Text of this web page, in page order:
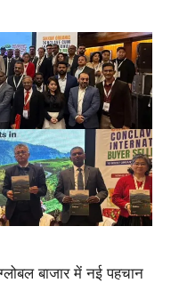
बाजार में नई पहचान